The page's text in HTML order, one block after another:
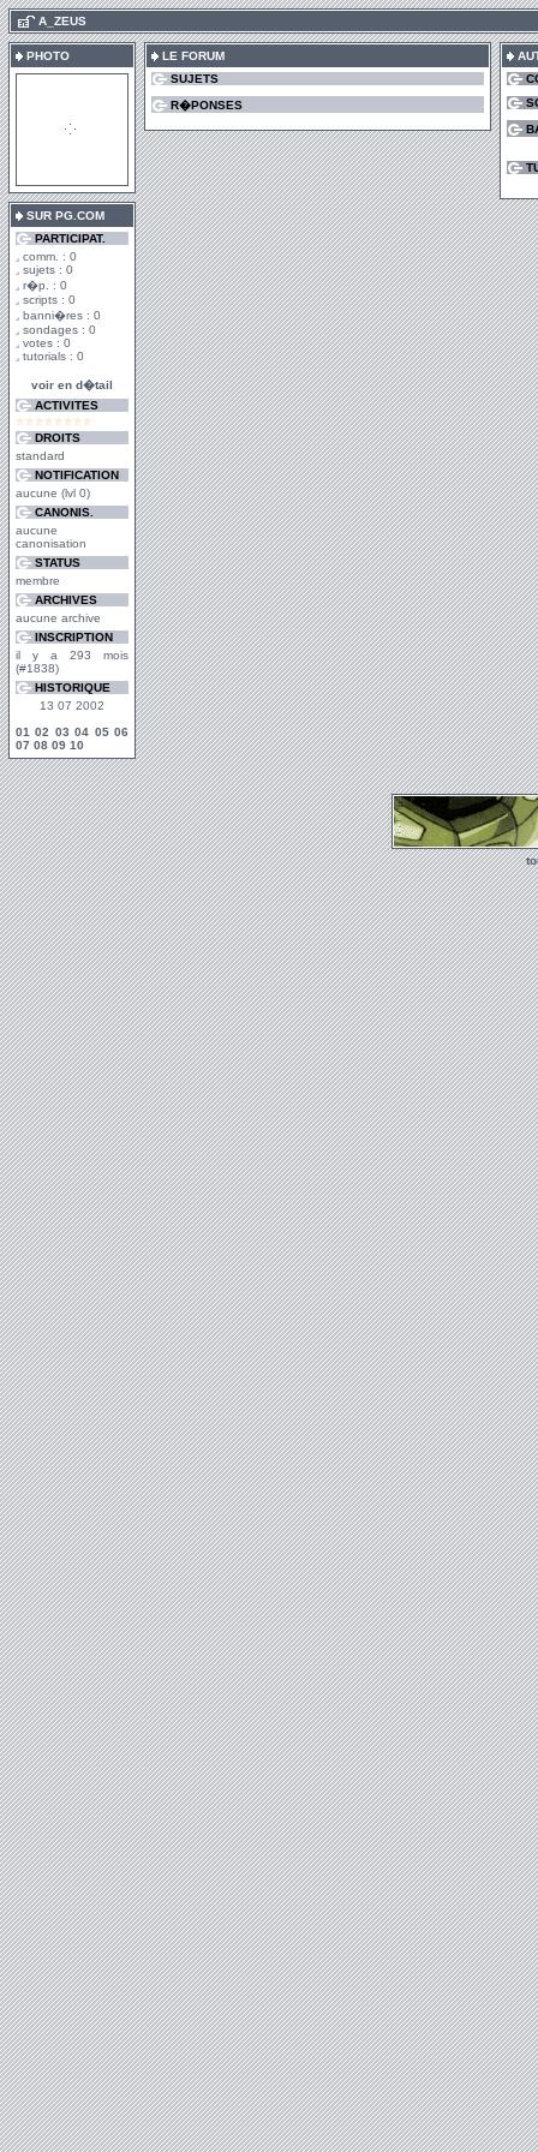
A_ZEUS
PHOTO
SUR PG.COM
PARTICIPAT.
comm. : 0
sujets : 0
r�p. : 0
scripts : 0
banni�res : 0
sondages : 0
votes : 0
tutorials : 0
voir en d�tail
ACTIVITES
DROITS
standard
NOTIFICATION
aucune (lvl 0)
CANONIS.
aucune
canonisation
STATUS
membre
ARCHIVES
aucune archive
INSCRIPTION
il y a 293 mois
(#1838)
HISTORIQUE
13 07 2002
01 02 03 04 05 06
07 08 09 10
LE FORUM
SUJETS
R�PONSES